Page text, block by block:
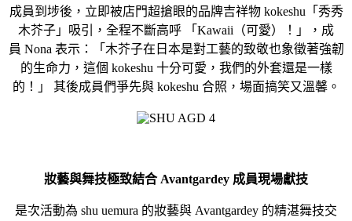
成員到埗後，立即被店門超搶眼的品牌吉祥物 kokeshu「秀秀
木芥子」吸引，全程不斷高呼 「Kawaii（可愛）！」，成
員 Nona 表示：「木芥子在日本是對工藝的致敬也象徵著強韌
的生命力，這個 kokeshu 十分可愛，我們的外套還是一樣
的！」 其後成員們爭先與 kokeshu 合照，場面搞笑又溫馨。
妝藝與舞技極致結合 Avantgardey 成員現場獻技
是次活動為 shu uemura 的妝藝與 Avantgardey 的精湛舞技交